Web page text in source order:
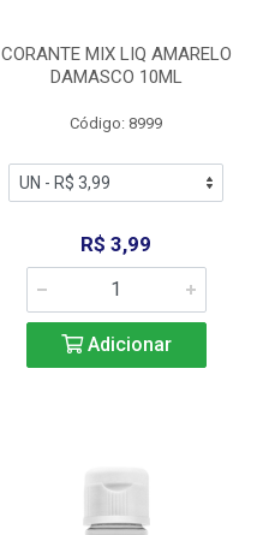
CORANTE MIX LIQ AMARELO
DAMASCO 10ML
Código: 8999
R$ 3,99
Adicionar